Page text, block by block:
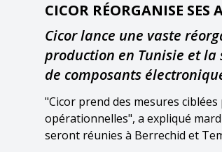
CICOR RÉORGANISE SES
Cicor lance une vaste
production en Tunisie et
de composants
"Cicor prend des mesures
opérationnelles", a expliqué
seront réunies à Berrechid et